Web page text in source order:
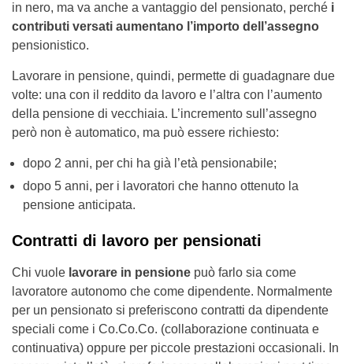
in nero, ma va anche a vantaggio del pensionato, perché i
contributi versati aumentano l’importo dell’assegno
pensionistico.
Lavorare in pensione, quindi, permette di guadagnare due
volte: una con il reddito da lavoro e l’altra con l’aumento
della pensione di vecchiaia. L’incremento sull’assegno
però non è automatico, ma può essere richiesto:
dopo 2 anni, per chi ha già l’età pensionabile;
dopo 5 anni, per i lavoratori che hanno ottenuto la
pensione anticipata.
Contratti di lavoro per pensionati
Chi vuole lavorare in pensione può farlo sia come
lavoratore autonomo che come dipendente. Normalmente
per un pensionato si preferiscono contratti da dipendente
speciali come i Co.Co.Co. (collaborazione continuata e
continuativa) oppure per piccole prestazioni occasionali. In